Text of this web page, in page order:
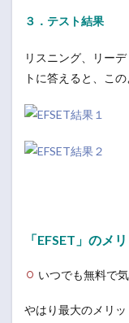
３．テスト結果
リスニング、リー
トに答えると、こ
「EFSET」のメ
いつでも無料で
やはり最大のメリッ